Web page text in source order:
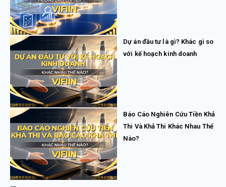
Dự án đầu tư là gì? Khác gì so
với kế hoạch kinh doanh
Báo Cáo Nghiên Cứu Tiền Khả
Thi Và Khả Thi Khác Nhau Thế
Nào?